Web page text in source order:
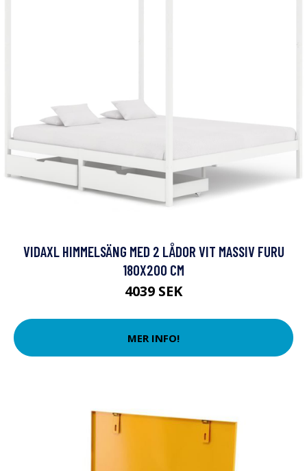
VIDAXL HIMMELSÄNG MED 2 LÅDOR VIT MASSIV FURU
180X200 CM
4039 SEK
MER INFO!